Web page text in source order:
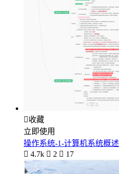
收藏
立即使用
操作系统-1-计算机系统概述
 4.7k  2  17